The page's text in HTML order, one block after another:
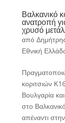
Βαλκανικό
ανατροπή
χρυσό
από
Εθνική
κοριτσιών
Βουλγαρία
στο
απέναντι